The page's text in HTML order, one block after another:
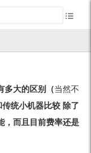
多大的区别（当然不
传统小机器比较 除了
，而且目前费率还是